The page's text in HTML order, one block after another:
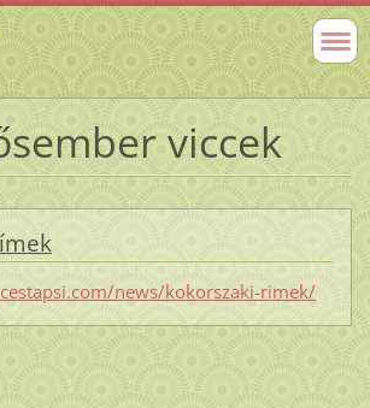
viccek
news/kokorszaki-rimek/